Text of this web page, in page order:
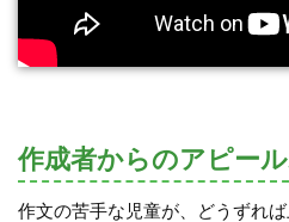
作成者からのアピー
作文の苦手な児童が、どうずれ